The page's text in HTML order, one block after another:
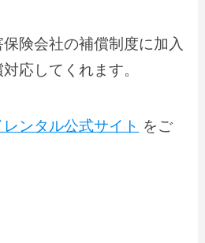
険会社の補償制度に加入
応してくれます。
ンタル公式サイト をご